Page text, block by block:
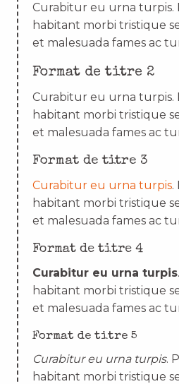
Curabitur eu urna turpis.
habitant morbi tristique
et malesuada fames ac
Format de titre 2
Curabitur eu urna turpis.
habitant morbi tristique
et malesuada fames ac
Format de titre 3
Curabitur eu urna turpis.
habitant morbi tristique
et malesuada fames ac
Format de titre 4
Curabitur eu urna turpis
habitant morbi tristique
et malesuada fames ac
Format de titre 5
Curabitur eu urna turpis.
habitant morbi tristique